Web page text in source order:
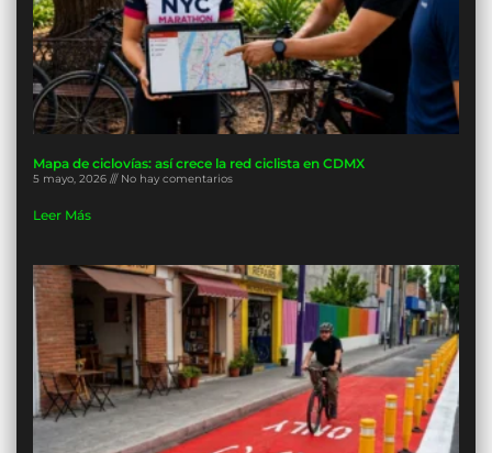
Mapa de ciclovías: así crece la red ciclista en CDMX
5 mayo, 2026 No hay comentarios
Leer Más